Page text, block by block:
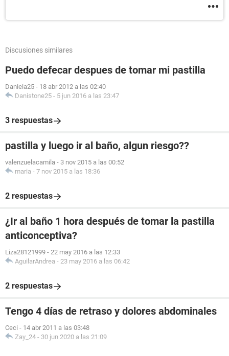
Discusiones similares
Puedo defecar despues de tomar mi pastilla
Daniela25 - 18 abr 2012 a las 02:40
Danistone25 - 5 jun 2016 a las 23:47
3 respuestas
pastilla y luego ir al baño, algun riesgo??
valenzuelacamila - 3 nov 2015 a las 00:52
maria - 7 nov 2015 a las 18:36
2 respuestas
¿Ir al baño 1 hora después de tomar la pastilla
anticonceptiva?
Liza28121999 - 22 may 2016 a las 12:33
AguilarAndrea - 23 may 2016 a las 06:42
2 respuestas
Tengo 4 días de retraso y dolores abdominales
Ceci - 14 abr 2011 a las 03:48
Zay_24 - 30 jun 2020 a las 21:09